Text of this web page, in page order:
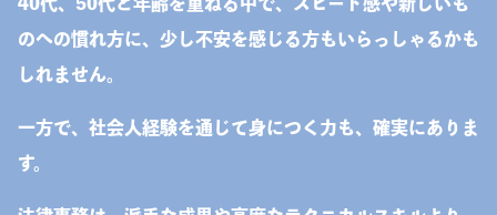
のへの慣れ方に、少し不安を感じる方もいらっしゃるかも
しれません。
一方で、社会人経験を通じて身につく力も、確実にありま
す。